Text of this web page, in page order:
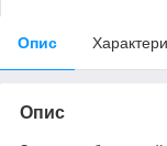
Опис
Опис